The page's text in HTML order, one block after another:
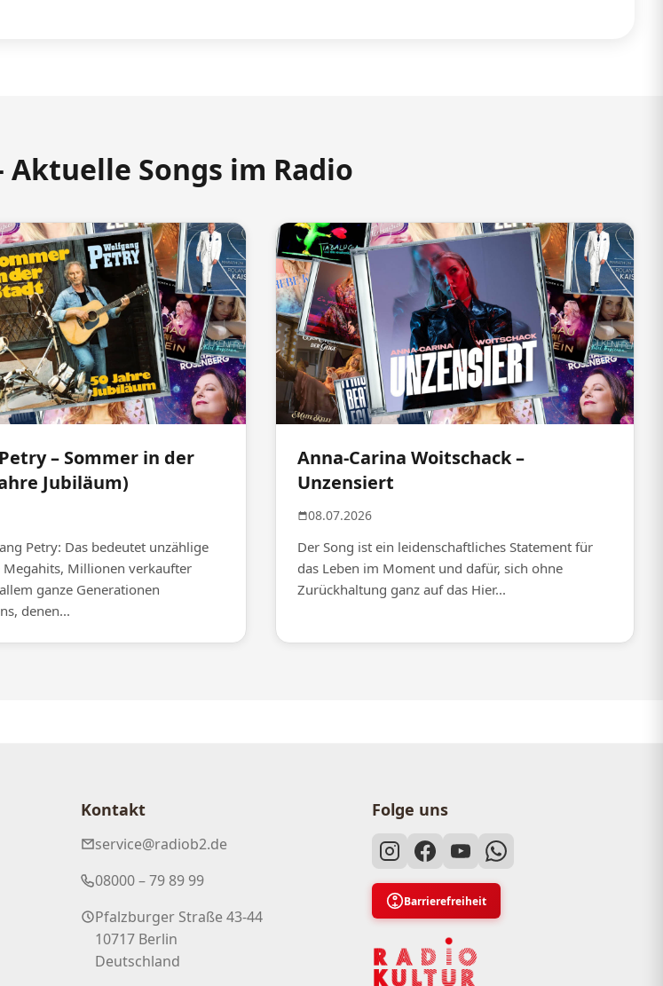
Songs im Radio
– Sommer in der
Jubiläum)
Petry: Das bedeutet unzählige
Megahits, Millionen verkaufter
ganze Generationen
denen...
Anna-Carina Woitschack –
Unzensiert
08.07.2026
Der Song ist ein leidenschaftliches Statement für
das Leben im Moment und dafür, sich ohne
Zurückhaltung ganz auf das Hier...
Kontakt
service@radiob2.de
08000 – 79 89 99
Pfalzburger Straße 43-44
10717 Berlin
Deutschland
Folge uns
Barrierefreiheit